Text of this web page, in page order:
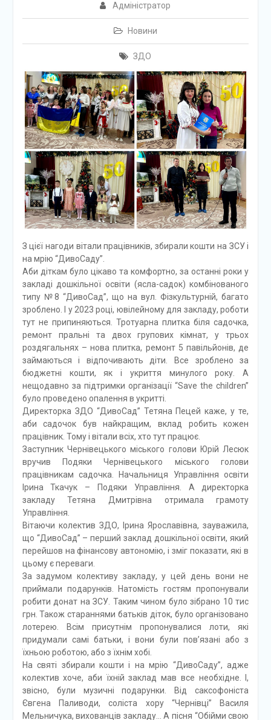
Адміністратор
Новини
ЗДО
З цієї нагоди вітали працівників, збирали кошти на ЗСУ і
на мрію “ДивоСаду”.
Аби діткам було цікаво та комфортно, за останні роки у
закладі дошкільної освіти (ясла-садок) комбінованого
типу №8 “ДивоСад”, що на вул. Фізкультурній, багато
зроблено. І у 2023 році, ювілейному для закладу, роботи
тут не припиняються. Тротуарна плитка біля садочка,
ремонт пральні та двох групових кімнат, у трьох
роздягальнях – нова плитка, ремонт 5 павільйонів, де
займаються і відпочивають діти. Все зроблено за
бюджетні кошти, як і укриття минулого року. А
нещодавно за підтримки організації “Save the children”
було проведено опалення в укритті.
Директорка ЗДО “ДивоСад” Тетяна Пецей каже, у те,
аби садочок був найкращим, вклад робить кожен
працівник. Тому і вітали всіх, хто тут працює.
Заступник Чернівецького міського голови Юрій Лесюк
вручив Подяки Чернівецького міського голови
працівникам садочка. Начальниця Управління освіти
Ірина Ткачук – Подяки Управління. А директорка
закладу Тетяна Дмитрівна отримала грамоту
Управління.
Вітаючи колектив ЗДО, Ірина Ярославівна, зауважила,
що “ДивоСад” – перший заклад дошкільної освіти, який
перейшов на фінансову автономію, і зміг показати, які в
цьому є переваги.
За задумом колективу закладу, у цей день вони не
приймали подарунків. Натомість гостям пропонували
робити донат на ЗСУ. Таким чином було зібрано 10 тис
грн. Також стараннями батьків діток, було організовано
лотерею. Всім присутнім пропонувалися лоти, які
придумали самі батьки, і вони були пов’язані або з
їхньою роботою, або з їхнім хобі.
На святі збирали кошти і на мрію “ДивоСаду”, адже
колектив хоче, аби їхній заклад мав все необхідне. І,
звісно, були музичні подарунки. Від саксофоніста
Євгена Паливоди, соліста хору “Чернівці” Василя
Мельничука, вихованців закладу… А пісня “Обійми свою